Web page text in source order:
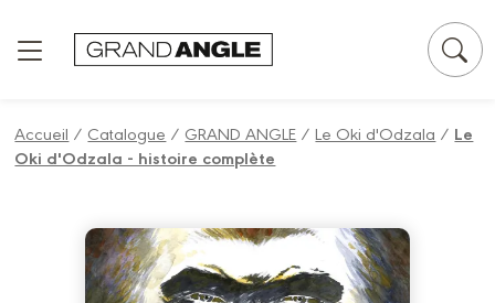
Accueil / Catalogue / GRAND ANGLE /Le Oki d'Odzala / Le
Oki d'Odzala - histoire complète